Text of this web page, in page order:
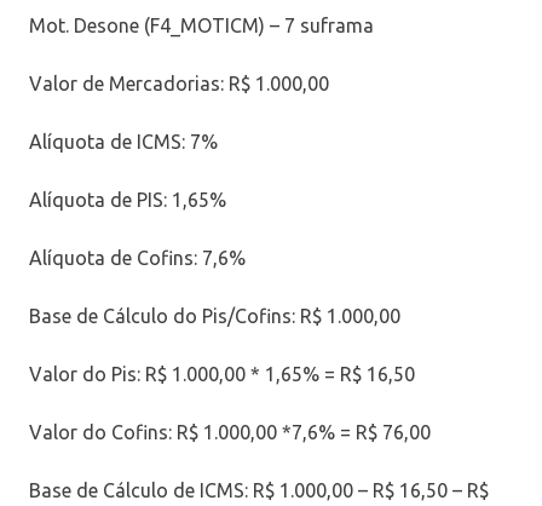
Mot. Desone (F4_MOTICM) – 7 suframa
Valor de Mercadorias: R$ 1.000,00
Alíquota de ICMS: 7%
Alíquota de PIS: 1,65%
Alíquota de Cofins: 7,6%
Base de Cálculo do Pis/Cofins: R$ 1.000,00
Valor do Pis: R$ 1.000,00 * 1,65% = R$ 16,50
Valor do Cofins: R$ 1.000,00 *7,6% = R$ 76,00
Base de Cálculo de ICMS: R$ 1.000,00 – R$ 16,50 – R$